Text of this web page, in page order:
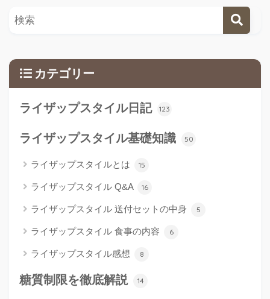
カテゴリー
ライザップスタイル日記 123
ライザップスタイル基礎知識 50
ライザップスタイルとは 15
ライザップスタイル Q&A 16
ライザップスタイル 送付セットの中身 5
ライザップスタイル 食事の内容 6
ライザップスタイル感想 8
糖質制限を徹底解説 14